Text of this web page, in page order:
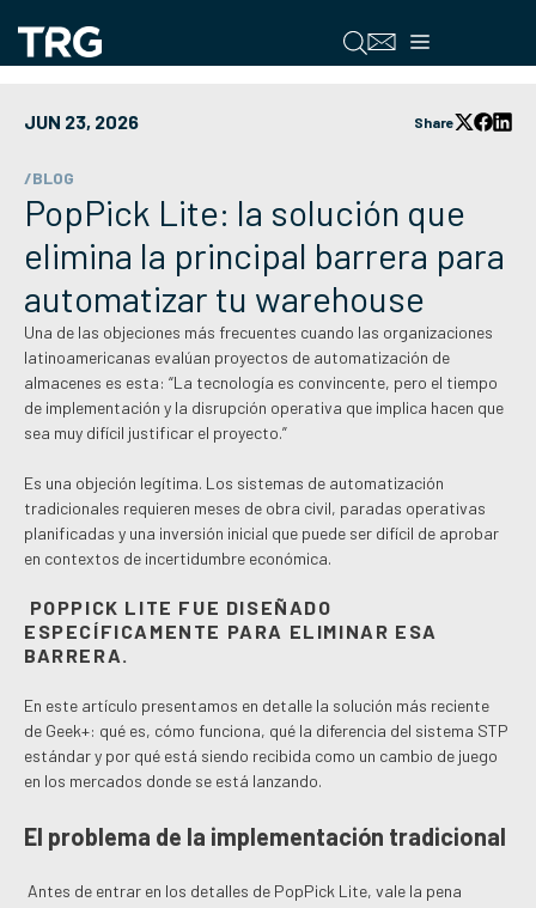
contenido
Menú
JUN 23, 2026 Share
/BLOG
PopPick Lite: la solución que
elimina la principal barrera para
automatizar tu warehouse
Una de las objeciones más frecuentes cuando las organizaciones
latinoamericanas evalúan proyectos de automatización de
almacenes es esta: “La tecnología es convincente, pero el tiempo
de implementación y la disrupción operativa que implica hacen que
sea muy difícil justificar el proyecto.”
Es una objeción legítima. Los sistemas de automatización
tradicionales requieren meses de obra civil, paradas operativas
planificadas y una inversión inicial que puede ser difícil de aprobar
en contextos de incertidumbre económica.
POPPICK LITE FUE DISEÑADO
ESPECÍFICAMENTE PARA ELIMINAR ESA
BARRERA.
En este artículo presentamos en detalle la solución más reciente
de Geek+: qué es, cómo funciona, qué la diferencia del sistema STP
estándar y por qué está siendo recibida como un cambio de juego
en los mercados donde se está lanzando.
El problema de la implementación tradicional
Antes de entrar en los detalles de PopPick Lite, vale la pena